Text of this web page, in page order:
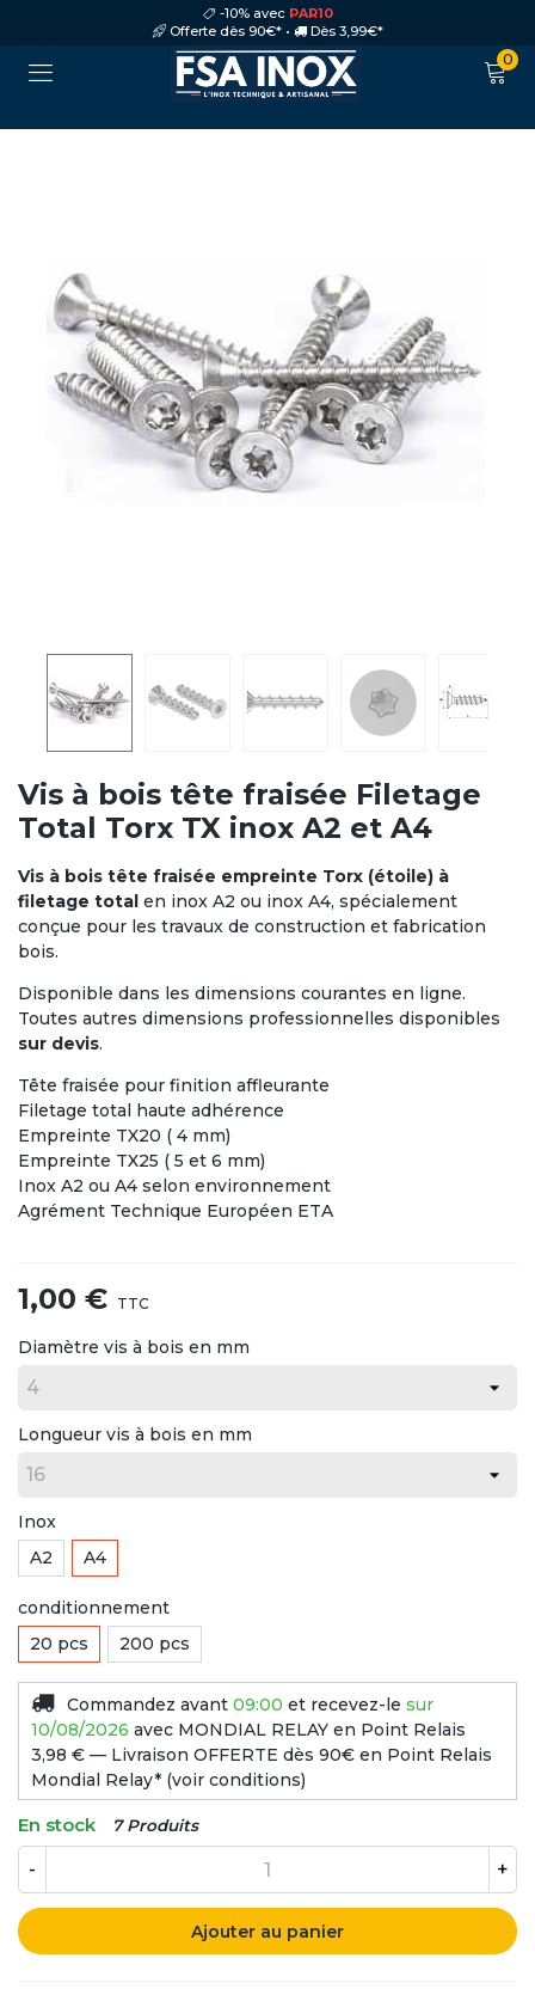
-10% avec PAR10
Offerte dès 90€* •
Dès 3,99€*
0
Vis à bois tête fraisée Filetage
Total Torx TX inox A2 et A4
Vis à bois tête fraisée empreinte Torx (étoile) à
filetage total en inox A2 ou inox A4, spécialement
conçue pour les travaux de construction et fabrication
bois.
Disponible dans les dimensions courantes en ligne.
Toutes autres dimensions professionnelles disponibles
sur devis.
Tête fraisée pour finition affleurante
Filetage total haute adhérence
Empreinte TX20 ( 4 mm)
Empreinte TX25 ( 5 et 6 mm)
Inox A2 ou A4 selon environnement
Agrément Technique Européen ETA
1,00 € TTC
Diamètre vis à bois en mm
Longueur vis à bois en mm
Inox
A2
A4
conditionnement
20 pcs
200 pcs
Commandez avant 09:00 et recevez-le sur
10/08/2026 avec MONDIAL RELAY en Point Relais
3,98 € — Livraison OFFERTE dès 90€ en Point Relais
Mondial Relay* (voir conditions)
En stock 7 Produits
- +
Ajouter au panier